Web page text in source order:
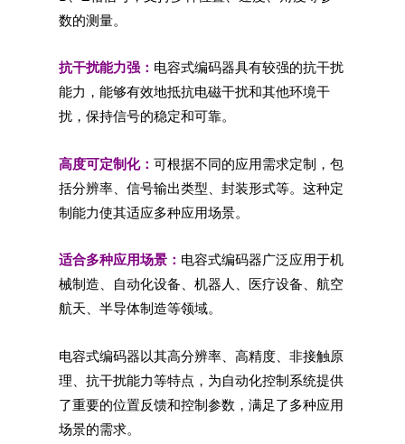
数的测量。
抗干扰能力强： 电容式编码器具有较强的抗干扰
能力，能够有效地抵抗电磁干扰和其他环境干
扰，保持信号的稳定和可靠。
高度可定制化： 可根据不同的应用需求定制，包
括分辨率、信号输出类型、封装形式等。这种定
制能力使其适应多种应用场景。
适合多种应用场景： 电容式编码器广泛应用于机
械制造、自动化设备、机器人、医疗设备、航空
航天、半导体制造等领域。
电容式编码器以其高分辨率、高精度、非接触原
理、抗干扰能力等特点，为自动化控制系统提供
了重要的位置反馈和控制参数，满足了多种应用
场景的需求。